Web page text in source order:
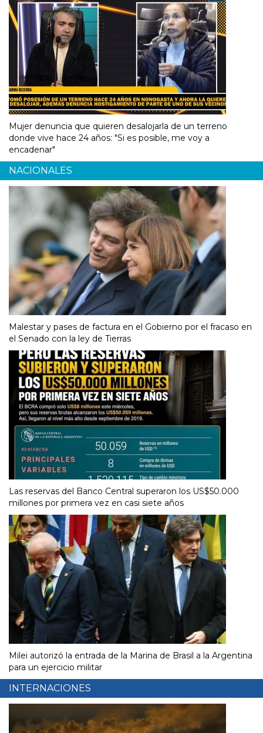
Mujer denuncia que quieren desalojarla de un terreno
donde vive hace 24 años: "Si es posible, me voy a
encadenar"
NACIONALES
Malestar y pases de factura en el Gobierno por el fracaso en
el Senado con la ley de Tierras
Las reservas del Banco Central superaron los US$50.000
millones por primera vez en casi siete años
Milei autorizó la entrada de la Marina de Brasil a la Argentina
para un ejercicio militar
INTERNACIONES